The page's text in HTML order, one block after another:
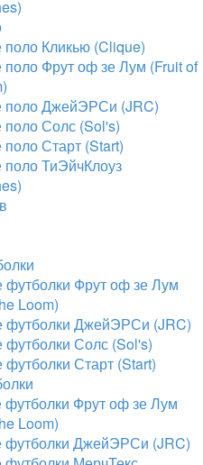
Кликью (Clique)
поло Фрут оф зе Лум (Fruit of
поло ДжейЭРСи (JRC)
поло Солс (Sol's)
Старт (Start)
ТиЭйчКлоуз
футболки Фрут оф зе Лум
Loom)
футболки ДжейЭРСи (JRC)
Солс (Sol's)
Старт (Start)
футболки Фрут оф зе Лум
Loom)
футболки ДжейЭРСи (JRC)